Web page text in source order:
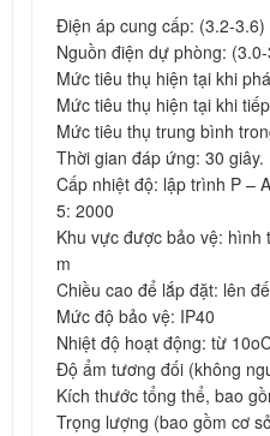
Điện áp cung cấp: (3.2-3.6)
Nguồn điện dự phòng:
Mức tiêu thụ hiện tại khi
Mức tiêu thụ hiện tại khi
Mức tiêu thụ trung bình
Thời gian đáp ứng: 30 giây.
Cấp nhiệt độ: lập trình P –
5: 2000
Khu vực được bảo vệ:
m
Chiều cao để lắp đặt: lên
Mức độ bảo vệ: IP40
Nhiệt độ hoạt động: từ
Độ ẩm tương đối (không
Kích thước tổng thể, bao
Trọng lượng (bao gồm cơ